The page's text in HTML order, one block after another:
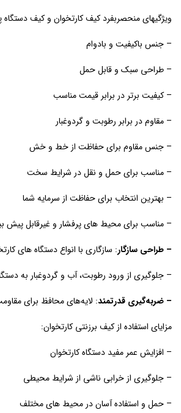
ویژگیهای منحصربفرد کیف کارتخوان و کیف دستگاه
– جنس باکیفیت و بادوام
– طراحی سبک و قابل حمل
– کیفیت برتر در برابر قیمت مناسب
– مقاوم در برابر رطوبت و گردوغبار
– جنس مقاوم برای حفاظت از خط و خش
– مناسب برای حمل و نقل در شرایط سخت
– بهترین انتخاب برای حفاظت از سرمایه شما
– مناسب برای محیط های پرفشار و غیرقابل پیش
– طراحی سازگار: سازگاری با انواع دستگاه های
– جلوگیری از ورود رطوبت، آب و گردوغبار به
– ضربه‌گیری قدرتمند: لایه‌های محافظ برای
مزایای استفاده از کیف برزنتی کارتخوان:
– افزایش عمر مفید دستگاه کارتخوان
– جلوگیری از خرابی ناشی از شرایط محیطی
– حمل و استفاده آسان در محیط های مختلف